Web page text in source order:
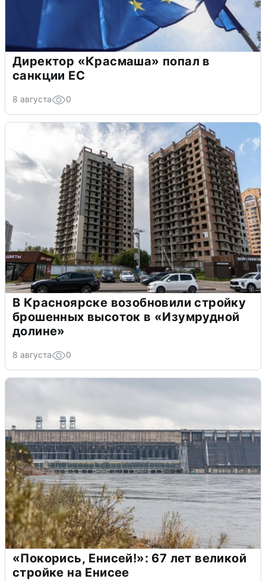
Директор «Красмаша» попал в
санкции ЕС
8 августа 0
В Красноярске возобновили стройку
брошенных высоток в «Изумрудной
долине»
8 августа 0
«Покорись, Енисей!»: 67 лет великой
стройке на Енисее